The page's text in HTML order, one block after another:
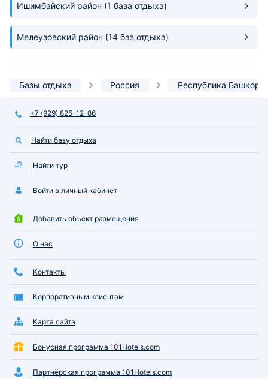
Ишимбайский район (1 база отдыха)
Мелеузовский район (14 баз отдыха)
Базы отдыха Россия Республика
+7 (929) 825-12-86
Найти базу отдыха
Найти тур
Войти в личный кабинет
Добавить объект размещения
О нас
Контакты
Корпоративным клиентам
Карта сайта
Бонусная программа 101Hotels.com
Партнёрская программа 101Hotels.com